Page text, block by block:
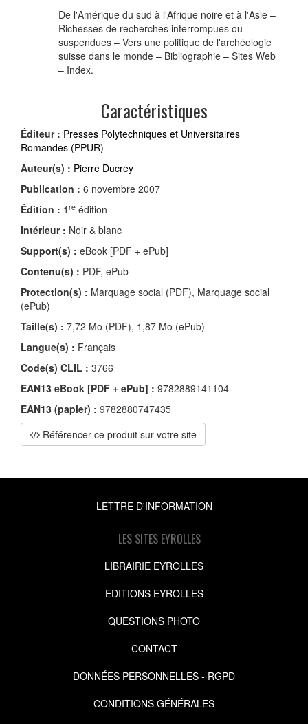
De l'Amérique du sud à l'Afrique noire et à l'Asie –
Richesses de recherches interrompues ou
suspendues – Vers une politique de l'archéologie
suisse dans le monde – Bibliographie – Sites Web
– Index.
Caractéristiques
Éditeur : Presses Polytechniques et Universitaires
Romandes (PPUR)
Auteur(s) : Pierre Ducrey
Publication : 6 novembre 2007
Édition : 1 re édition
Intérieur : Noir & blanc
Support(s) : eBook [PDF + ePub]
Contenu(s) : PDF, ePub
Protection(s) : Marquage social (PDF), Marquage social
(ePub)
Taille(s) : 7,72 Mo (PDF), 1,87 Mo (ePub)
Langue(s) : Français
Code(s) CLIL : 3766
EAN13 eBook [PDF + ePub] : 9782889141104
EAN13 (papier) : 9782880747435
Référencer ce produit sur votre site
LETTRE D'INFORMATION
LES SITES EYROLLES
LIBRAIRIE EYROLLES
EDITIONS EYROLLES
QUESTIONS PHOTO
CONTACT
DONNÉES PERSONNELLES - RGPD
CONDITIONS GÉNÉRALES